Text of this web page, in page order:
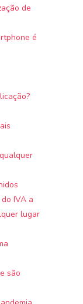
de
é
IVA a
lugar
são